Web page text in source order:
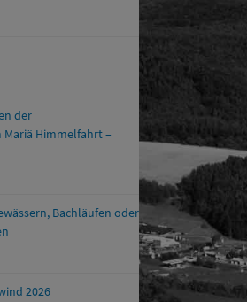
der
Himmelfahrt –
Bachläufen oder
2026